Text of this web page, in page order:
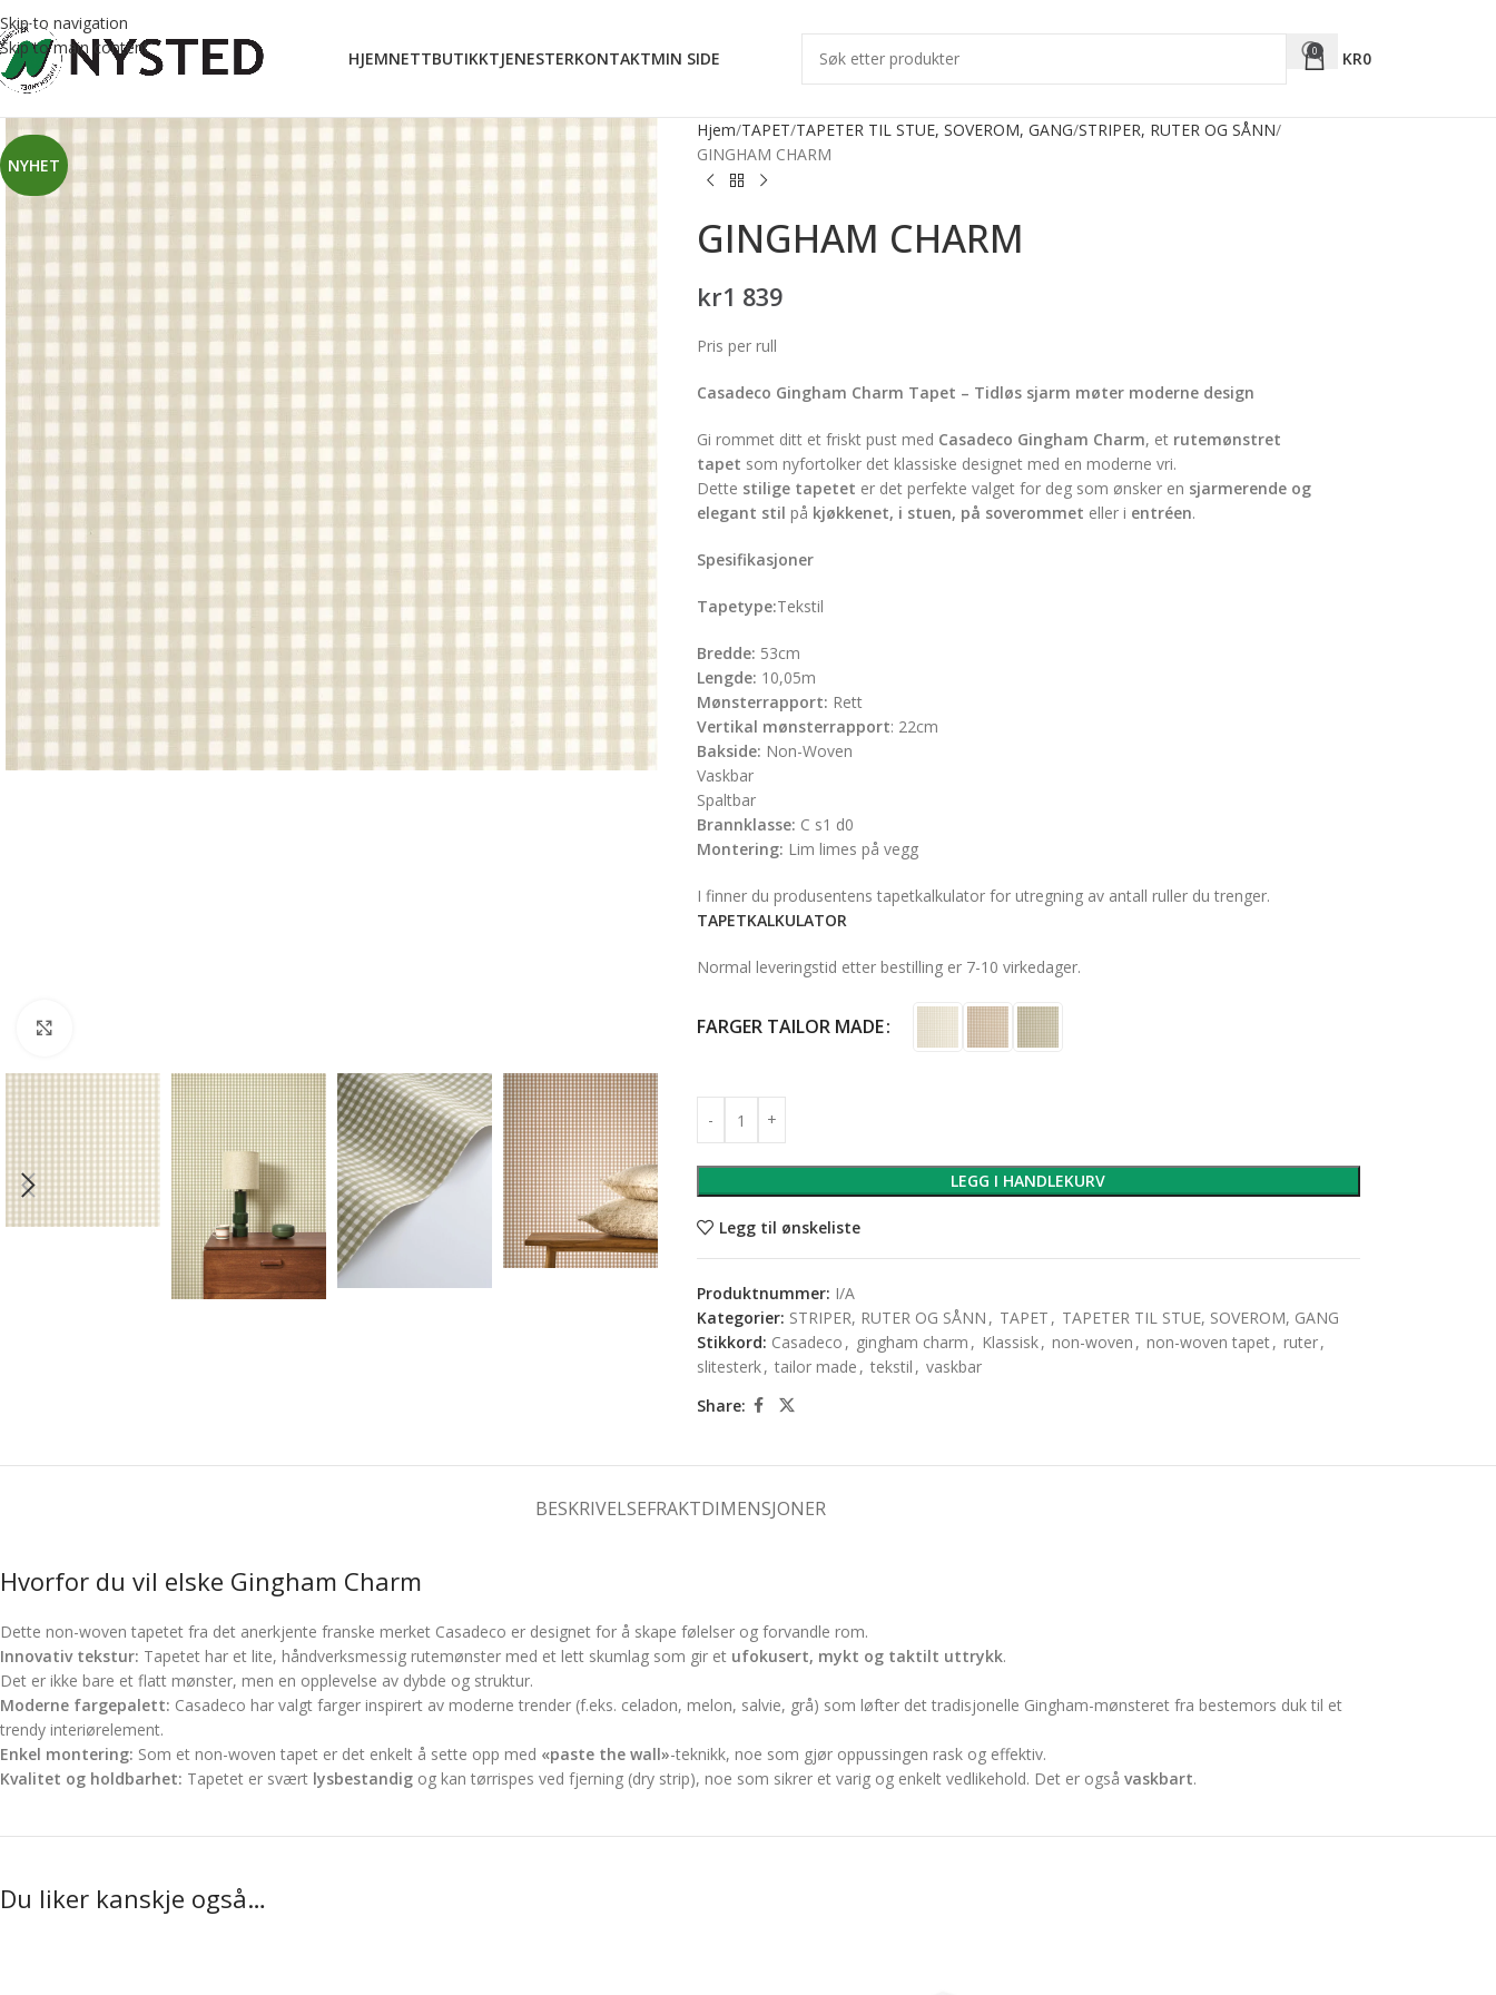
Skip to navigation
Skip to main content
HJEMNETTBUTIKKTJENESTERKONTAKTMIN SIDE 0 KR0
NYHET
Hjem TAPET TAPETER TIL STUE, SOVEROM, GANG STRIPER, RUTER OG SÅNN
GINGHAM CHARM
GINGHAM CHARM
kr1 839
Pris per rull
Casadeco Gingham Charm Tapet – Tidløs sjarm møter moderne design
Gi rommet ditt et friskt pust med Casadeco Gingham Charm, et rutemønstret
tapet som nyfortolker det klassiske designet med en moderne vri.
Dette stilige tapetet er det perfekte valget for deg som ønsker en sjarmerende og
elegant stil på kjøkkenet, i stuen, på soverommet eller i entréen.
Spesifikasjoner
Tapetype:Tekstil
Bredde: 53cm
Lengde: 10,05m
Mønsterrapport: Rett
Vertikal mønsterrapport: 22cm
Bakside: Non-Woven
Vaskbar
Spaltbar
Brannklasse: C s1 d0
Montering: Lim limes på vegg
I finner du produsentens tapetkalkulator for utregning av antall ruller du trenger.
TAPETKALKULATOR
Normal leveringstid etter bestilling er 7-10 virkedager.
FARGER TAILOR MADE
LEGG I HANDLEKURV
Legg til ønskeliste
Produktnummer: I/A
Kategorier: STRIPER, RUTER OG SÅNN , TAPET , TAPETER TIL STUE, SOVEROM, GANG
Stikkord: Casadeco , gingham charm , Klassisk, non-woven , non-woven tapet, ruter,
slitesterk, tailor made , tekstil , vaskbar
Share:
BESKRIVELSEFRAKTDIMENSJONER
Hvorfor du vil elske Gingham Charm
Dette non-woven tapetet fra det anerkjente franske merket Casadeco er designet for å skape følelser og forvandle rom.
Innovativ tekstur: Tapetet har et lite, håndverksmessig rutemønster med et lett skumlag som gir et ufokusert, mykt og taktilt uttrykk.
Det er ikke bare et flatt mønster, men en opplevelse av dybde og struktur.
Moderne fargepalett: Casadeco har valgt farger inspirert av moderne trender (f.eks. celadon, melon, salvie, grå) som løfter det tradisjonelle Gingham-mønsteret fra bestemors duk til et
trendy interiørelement.
Enkel montering: Som et non-woven tapet er det enkelt å sette opp med «paste the wall»-teknikk, noe som gjør oppussingen rask og effektiv.
Kvalitet og holdbarhet: Tapetet er svært lysbestandig og kan tørrispes ved fjerning (dry strip), noe som sikrer et varig og enkelt vedlikehold. Det er også vaskbart.
Du liker kanskje også…